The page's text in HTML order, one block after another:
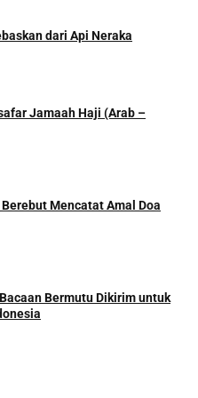
dari Api Neraka
Jamaah Haji (Arab –
Mencatat Amal Doa
Bermutu Dikirim untuk